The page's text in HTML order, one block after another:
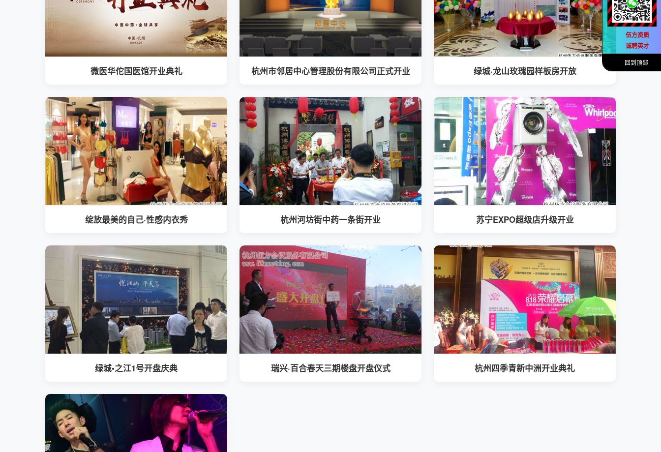
微医华佗国医馆开业典礼 杭州市邻居中心管理股份有限公司正式开业 绿城·龙山玫瑰园样板房开放
绽放最美的自己·性感内衣秀 杭州河坊街中药一条街开业 苏宁EXPO超级店升级开业
绿城•之江1号开盘庆典 瑞兴·百合春天三期楼盘开盘仪式 杭州四季青新中洲开业典礼
伍方资质
诚聘英才
回到顶部